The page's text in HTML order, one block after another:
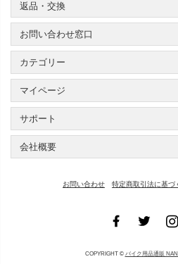
返品・交換
お問い合わせ窓口
カテゴリー
マイページ
サポート
会社概要
お問い合わせ 特定商取引法に基づ
COPYRIGHT © バイク用品通販